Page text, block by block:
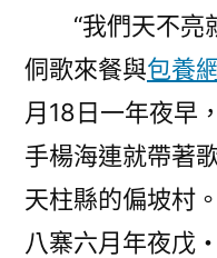
“我們天不亮
侗歌來餐與包養
月18日一年夜早
手楊海連就帶著
天柱縣的偏坡村
八寨六月年夜戊